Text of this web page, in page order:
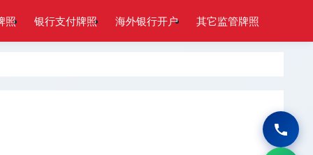
照 银行支付牌照 海外银行开户 其它监管牌照